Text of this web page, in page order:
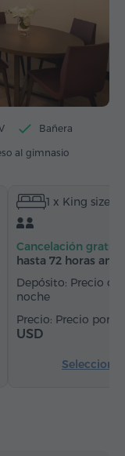
Bañera
al gimnasio
Toallas
de pelo
de comedor
1 x King size
Cancelación
hasta 72 horas
Depósito: Precio
noche
Precio por
USD